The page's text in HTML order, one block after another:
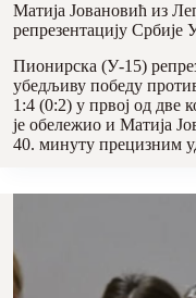
Матија Јовановић из
репрезентацију Србије
Пионирска (У-15)
убедљиву победу
1:4 (0:2) у првој од две
је обележио и Матија
40. минуту прецизним